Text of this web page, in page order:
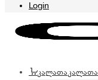
Login
კალათაკალათა